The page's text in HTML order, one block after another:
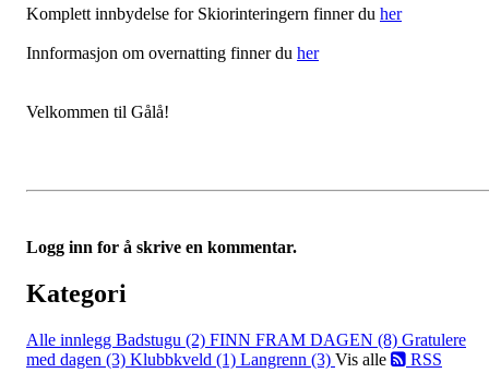
Komplett innbydelse for Skiorinteringern finner du her
Innformasjon om overnatting finner du her
Velkommen til Gålå!
Logg inn for å skrive en kommentar.
Kategori
Alle innlegg Badstugu (2) FINN FRAM DAGEN (8) Gratulere
med dagen (3) Klubbkveld (1) Langrenn (3) Vis alle RSS